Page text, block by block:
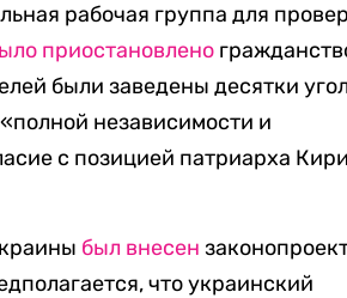
рабочая группа для
приостановлено
были заведены десятки
независимости и
с позицией патриарха
был внесен
что украинский